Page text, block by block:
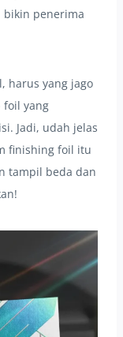
bikin penerima
harus yang jago
foil yang
Jadi, udah jelas
finishing foil itu
tampil beda dan